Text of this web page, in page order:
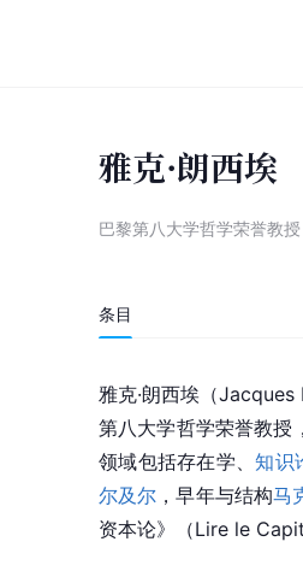
雅克·朗西埃
巴黎第八大学哲学荣誉教授
条目
雅克·朗西埃（
第八大学哲学荣誉教授
领域包括存在学、知识
尔及尔 ，早年与结构马
资本论》（Lire le